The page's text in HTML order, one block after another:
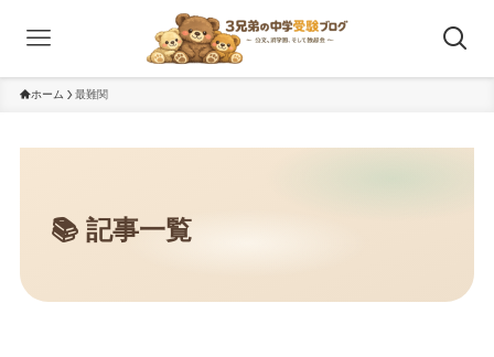
ホーム 最難関